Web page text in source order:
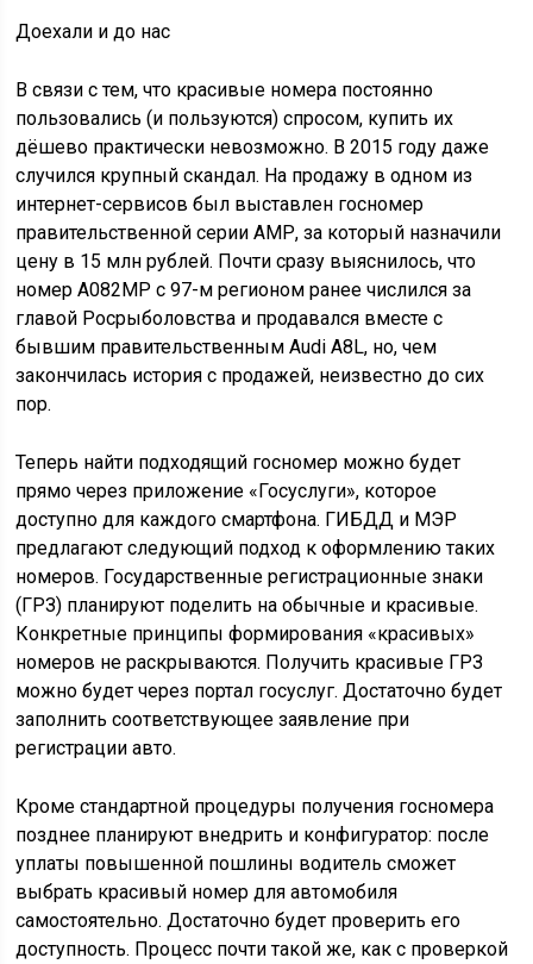
Доехали и до нас
В связи с тем, что красивые номера постоянно
пользовались (и пользуются) спросом, купить их
дёшево практически невозможно. В 2015 году даже
случился крупный скандал. На продажу в одном из
интернет-сервисов был выставлен госномер
правительственной серии АМР, за который назначили
цену в 15 млн рублей. Почти сразу выяснилось, что
номер А082МР с 97-м регионом ранее числился за
главой Росрыболовства и продавался вместе с
бывшим правительственным Audi A8L, но, чем
закончилась история с продажей, неизвестно до сих
пор.
Теперь найти подходящий госномер можно будет
прямо через приложение «Госуслуги», которое
доступно для каждого смартфона. ГИБДД и МЭР
предлагают следующий подход к оформлению таких
номеров. Государственные регистрационные знаки
(ГРЗ) планируют поделить на обычные и красивые.
Конкретные принципы формирования «красивых»
номеров не раскрываются. Получить красивые ГРЗ
можно будет через портал госуслуг. Достаточно будет
заполнить соответствующее заявление при
регистрации авто.
Кроме стандартной процедуры получения госномера
позднее планируют внедрить и конфигуратор: после
уплаты повышенной пошлины водитель сможет
выбрать красивый номер для автомобиля
самостоятельно. Достаточно будет проверить его
доступность. Процесс почти такой же, как с проверкой